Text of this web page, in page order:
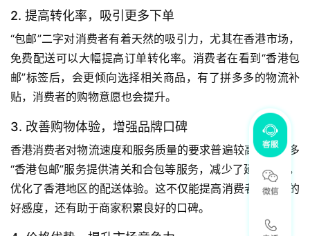
2. 提高转化率，吸引更多下单
“包邮”二字对消费者有着天然的吸引力，尤其在香港市场，
免费配送可以大幅提高订单转化率。消费者在看到“香港包
邮”标签后，会更倾向选择相关商品，有了拼多多的物流补
贴，消费者的购物意愿也会提升。
3. 改善购物体验，增强品牌口碑
香港消费者对物流速度和服务质量的要求普遍较高，拼多多
“香港包邮”服务提供清关和合包等服务，减少了延误风险，
优化了香港地区的配送体验。这不仅能提高消费者对品牌的
好感度，还有助于商家积累良好的口碑。